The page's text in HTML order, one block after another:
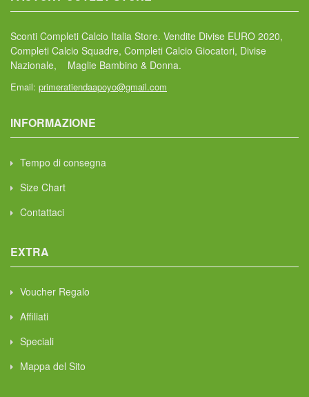
Sconti Completi Calcio Italia Store. Vendite Divise EURO 2020,
Completi Calcio Squadre, Completi Calcio Giocatori, Divise
Nazionale, Maglie Bambino & Donna.
Email: primeratiendaapoyo@gmail.com
INFORMAZIONE
Tempo di consegna
Size Chart
Contattaci
EXTRA
Voucher Regalo
Affiliati
Speciali
Mappa del Sito